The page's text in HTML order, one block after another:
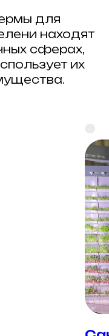
для
находят
сферах,
их